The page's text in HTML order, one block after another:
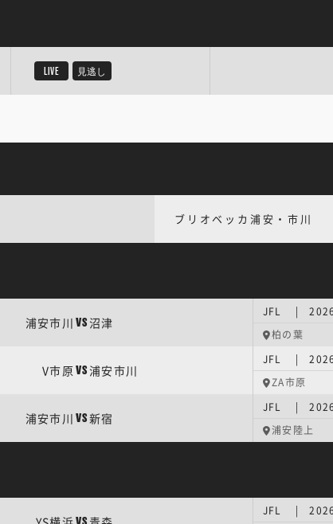
LIVE 見逃し
ブリオベッカ浦安・市川
浦安市川 VS沼津
JFL | 2026
柏の葉
V市原VS 浦安市川
JFL | 2026
ZA市原
浦安市川 VS新宿
JFL | 2026
浦安陸上
JFL | 2026